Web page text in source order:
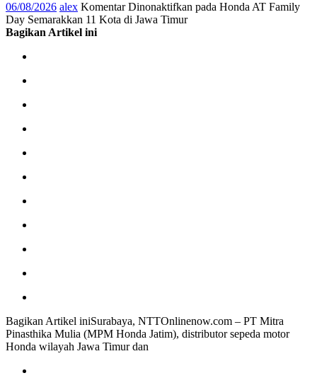
06/08/2026 alex Komentar Dinonaktifkan pada Honda AT Family
Day Semarakkan 11 Kota di Jawa Timur
Bagikan Artikel ini
Bagikan Artikel iniSurabaya, NTTOnlinenow.com – PT Mitra
Pinasthika Mulia (MPM Honda Jatim), distributor sepeda motor
Honda wilayah Jawa Timur dan